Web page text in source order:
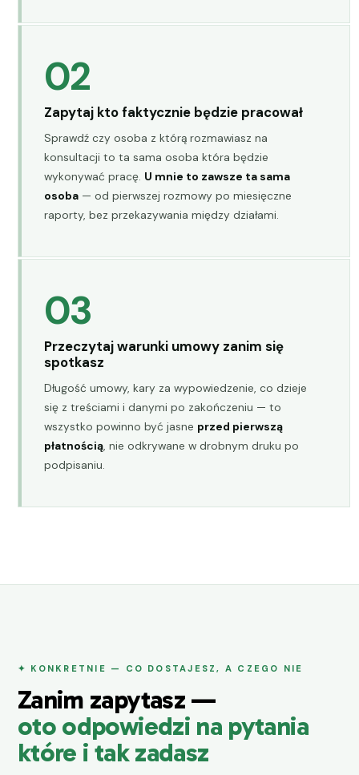
02
Zapytaj kto faktycznie będzie pracował
Sprawdź czy osoba z którą rozmawiasz na
konsultacji to ta sama osoba która będzie
wykonywać pracę. U mnie to zawsze ta sama
osoba— od pierwszej rozmowy po miesięczne
raporty, bez przekazywania między działami.
03
Przeczytaj warunki umowy zanim się
spotkasz
Długość umowy, kary za wypowiedzenie, co dzieje
się z treściami i danymi po zakończeniu — to
wszystko powinno być jasne przed pierwszą
płatnością, nie odkrywane w drobnym druku po
podpisaniu.
✦ KONKRETNIE — CO DOSTAJESZ, A CZEGO NIE
Zanim zapytasz —
oto odpowiedzi na pytania
które i tak zadasz